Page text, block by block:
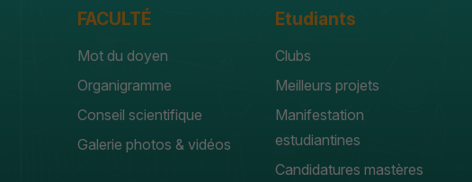
FACULTÉ
Mot du doyen
Organigramme
Conseil scientifique
Galerie photos & vidéos
Etudiants
Clubs
Meilleurs projets
Manifestation
estudiantines
Candidatures mastères